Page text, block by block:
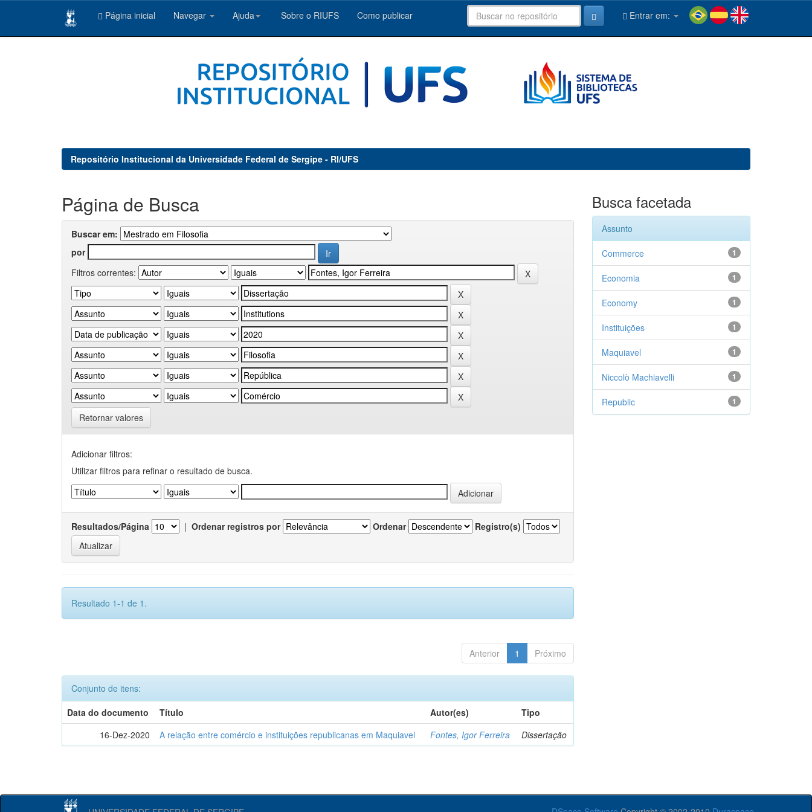
Página inicial Navegar Ajuda Sobre o RIUFS Como publicar Entrar em:
Repositório Institucional da Universidade Federal de Sergipe - RI/UFS
Página de Busca
Buscar em:
por
Filtros correntes:
Retornar valores
Adicionar filtros:
Utilizar filtros para refinar o resultado de busca.
Resultados/Página | Ordenar registros por Ordenar Registro(s)
Resultado 1-1 de 1.
Anterior 1 Próximo
Conjunto de itens:
Data do documento
Título Autor(es)
Tipo
16-Dez-2020
A relação entre comércio e instituições republicanas em Maquiavel Fontes, Igor Ferreira Dissertação
Busca facetada
Assunto
1
Commerce
1
Economia
1
Economy
1
Instituições
1
Maquiavel
1
Niccolò Machiavelli
1
Republic